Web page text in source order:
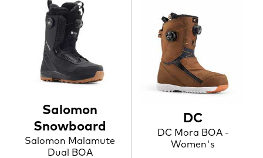
Salomon
Snowboard
Salomon Malamute
Dual BOA
DC
DC Mora BOA -
Women's